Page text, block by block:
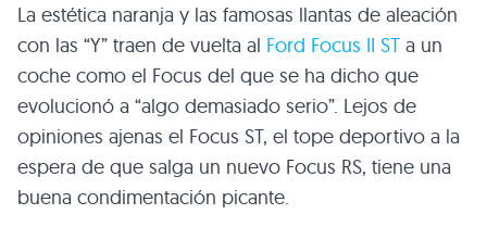
La estética naranja y las famosas llantas de aleación
con las “Y” traen de vuelta al Ford Focus II ST a un
coche como el Focus del que se ha dicho que
evolucionó a “algo demasiado serio”. Lejos de
opiniones ajenas el Focus ST, el tope deportivo a la
espera de que salga un nuevo Focus RS, tiene una
buena condimentación picante.